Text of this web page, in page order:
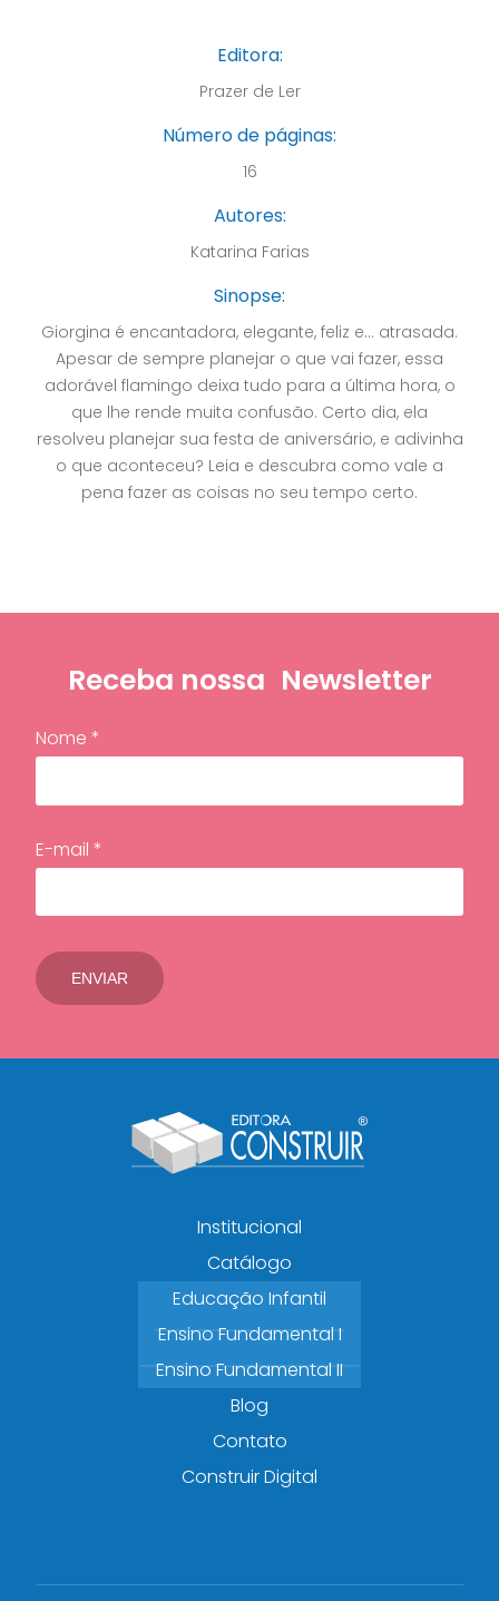
Editora:
Prazer de Ler
Número de páginas:
16
Autores:
Katarina Farias
Sinopse:
Giorgina é encantadora, elegante, feliz e... atrasada.
Apesar de sempre planejar o que vai fazer, essa
adorável flamingo deixa tudo para a última hora, o
que lhe rende muita confusão. Certo dia, ela
resolveu planejar sua festa de aniversário, e adivinha
o que aconteceu? Leia e descubra como vale a
pena fazer as coisas no seu tempo certo.
Receba nossa Newsletter
Nome *
E-mail *
Institucional
Catálogo
Educação Infantil
Ensino Fundamental I
Ensino Fundamental II
Blog
Contato
Construir Digital